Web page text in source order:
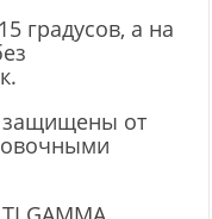
градусов, а на
защищены от